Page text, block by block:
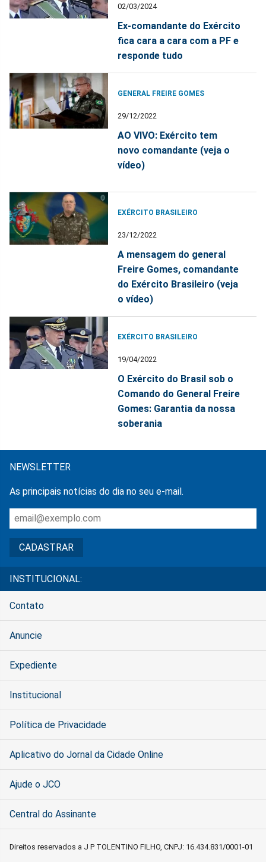
02/03/2024
Ex-comandante do Exército
fica cara a cara com a PF e
responde tudo
GENERAL FREIRE GOMES
29/12/2022
AO VIVO: Exército tem
novo comandante (veja o
vídeo)
EXÉRCITO BRASILEIRO
23/12/2022
A mensagem do general
Freire Gomes, comandante
do Exército Brasileiro (veja
o vídeo)
EXÉRCITO BRASILEIRO
19/04/2022
O Exército do Brasil sob o
Comando do General Freire
Gomes: Garantia da nossa
soberania
NEWSLETTER
As principais notícias do dia no seu e-mail.
INSTITUCIONAL:
Contato
Anuncie
Expediente
Institucional
Política de Privacidade
Aplicativo do Jornal da Cidade Online
Ajude o JCO
Central do Assinante
Direitos reservados a J P TOLENTINO FILHO, CNPJ: 16.434.831/0001-01